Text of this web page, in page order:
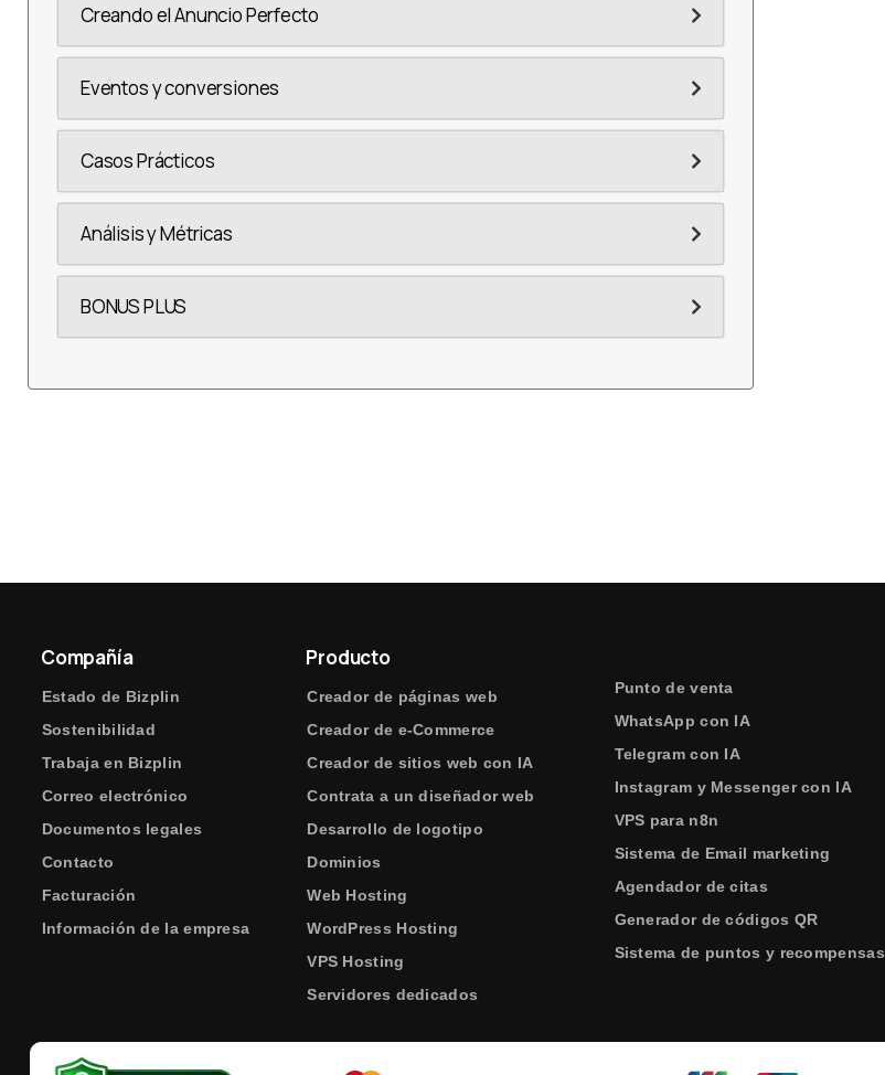
Creando el Anuncio Perfecto
Eventos y conversiones
Casos Prácticos
Análisis y Métricas
BONUS PLUS
Compañía
Estado de Bizplin
Sostenibilidad
Trabaja en Bizplin
Correo electrónico
Documentos legales
Contacto
Facturación
Información de la empresa
Producto
Creador de páginas web
Creador de e-Commerce
Creador de sitios web con IA
Contrata a un diseñador web
Desarrollo de logotipo
Dominios
Web Hosting
WordPress Hosting
VPS Hosting
Servidores dedicados
Punto de venta
WhatsApp con IA
Telegram con IA
Instagram y Messenger con IA
VPS para n8n
Sistema de Email marketing
Agendador de citas
Generador de códigos QR
Sistema de puntos y recompensas